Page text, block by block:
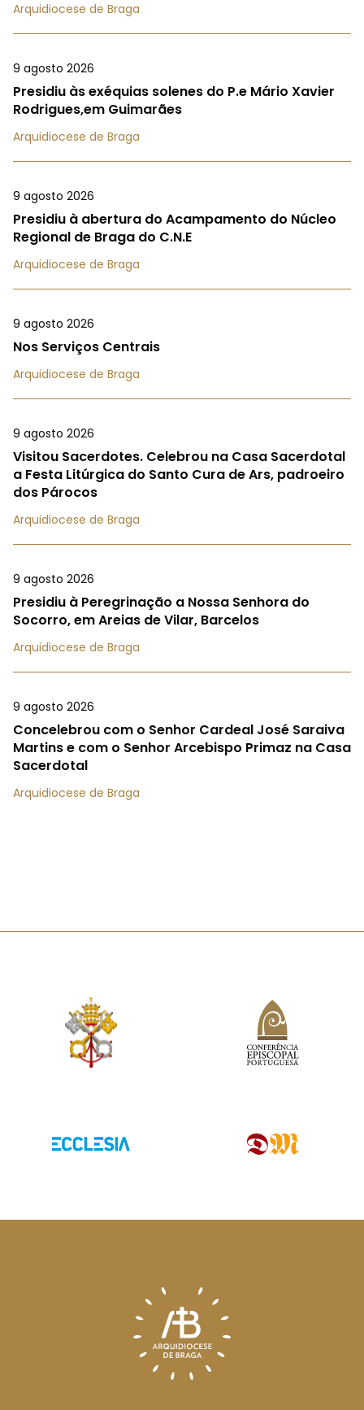
Arquidiocese de Braga
9 agosto 2026
Presidiu às exéquias solenes do P.e Mário Xavier
Rodrigues,em Guimarães
Arquidiocese de Braga
9 agosto 2026
Presidiu à abertura do Acampamento do Núcleo
Regional de Braga do C.N.E
Arquidiocese de Braga
9 agosto 2026
Nos Serviços Centrais
Arquidiocese de Braga
9 agosto 2026
Visitou Sacerdotes. Celebrou na Casa Sacerdotal
a Festa Litúrgica do Santo Cura de Ars, padroeiro
dos Párocos
Arquidiocese de Braga
9 agosto 2026
Presidiu à Peregrinação a Nossa Senhora do
Socorro, em Areias de Vilar, Barcelos
Arquidiocese de Braga
9 agosto 2026
Concelebrou com o Senhor Cardeal José Saraiva
Martins e com o Senhor Arcebispo Primaz na Casa
Sacerdotal
Arquidiocese de Braga